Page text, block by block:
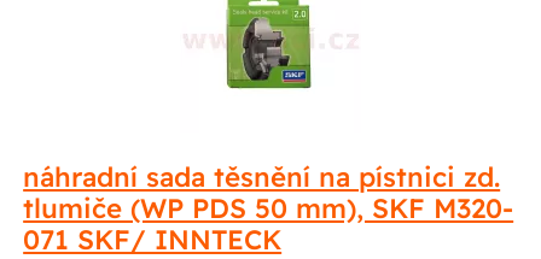
náhradní sada těsnění na pístnici zd.
tlumiče (WP PDS 50 mm), SKF M320-
071 SKF/ INNTECK